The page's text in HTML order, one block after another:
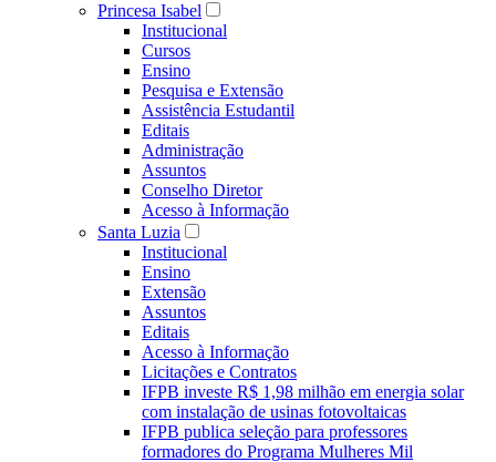
Princesa Isabel
Institucional
Cursos
Ensino
Pesquisa e Extensão
Assistência Estudantil
Editais
Administração
Assuntos
Conselho Diretor
Acesso à Informação
Santa Luzia
Institucional
Ensino
Extensão
Assuntos
Editais
Acesso à Informação
Licitações e Contratos
IFPB investe R$ 1,98 milhão em energia solar
com instalação de usinas fotovoltaicas
IFPB publica seleção para professores
formadores do Programa Mulheres Mil